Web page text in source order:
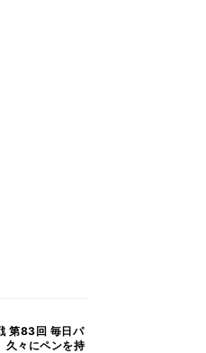
第83回 毎日パ
久々にペンを持